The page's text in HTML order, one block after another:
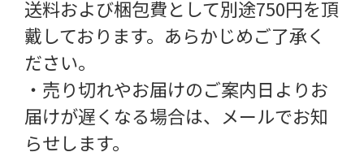
送料および梱包費として別途750円を頂
戴しております。あらかじめご了承く
ださい。
・売り切れやお届けのご案内日よりお
届けが遅くなる場合は、メールでお知
らせします。